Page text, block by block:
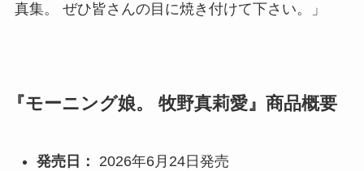
真集。 ぜひ皆さんの目に焼き付けて下さい。」
『モーニング娘。 牧野真莉愛』商品概要
発売日：
2026年6月24日発売